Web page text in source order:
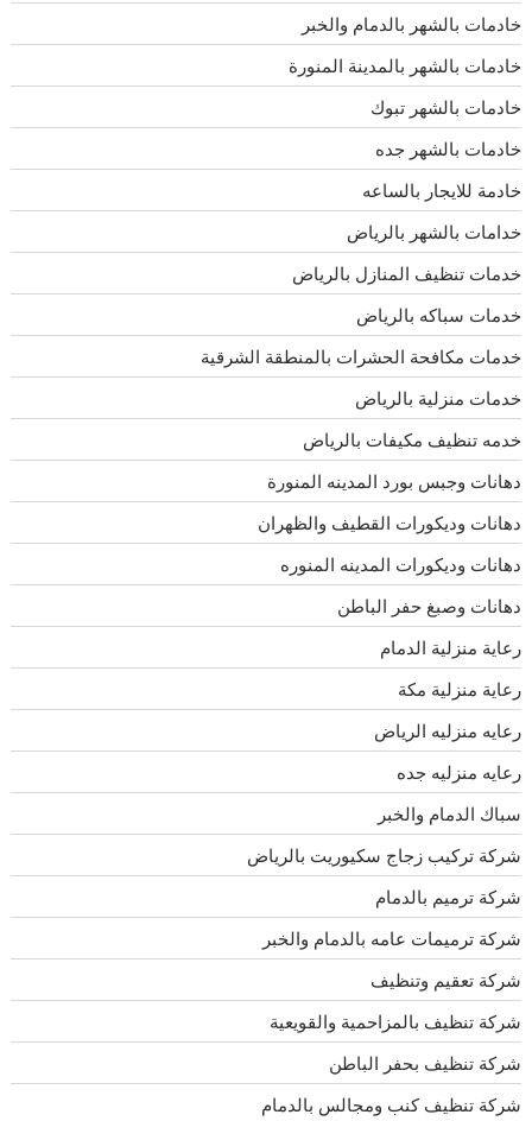
خادمات بالشهر بالدمام والخبر
خادمات بالشهر بالمدينة المنورة
خادمات بالشهر تبوك
خادمات بالشهر جده
خادمة للايجار بالساعه
خدامات بالشهر بالرياض
خدمات تنظيف المنازل بالرياض
خدمات سباكه بالرياض
خدمات مكافحة الحشرات بالمنطقة الشرقية
خدمات منزلية بالرياض
خدمه تنظيف مكيفات بالرياض
دهانات وجبس بورد المدينه المنورة
دهانات وديكورات القطيف والظهران
دهانات وديكورات المدينه المنوره
دهانات وصبغ حفر الباطن
رعاية منزلية الدمام
رعاية منزلية مكة
رعايه منزليه الرياض
رعايه منزليه جده
سباك الدمام والخبر
شركة تركيب زجاج سكيوريت بالرياض
شركة ترميم بالدمام
شركة ترميمات عامه بالدمام والخبر
شركة تعقيم وتنظيف
شركة تنظيف بالمزاحمية والقويعية
شركة تنظيف بحفر الباطن
شركة تنظيف كنب ومجالس بالدمام